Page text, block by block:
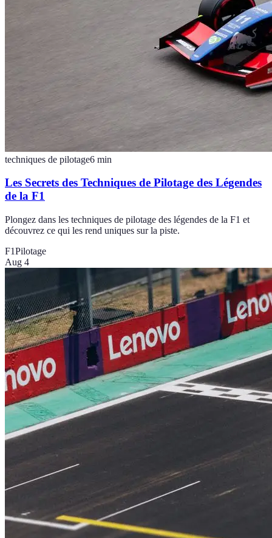
techniques de pilotage6 min
Les Secrets des Techniques de Pilotage des Légendes
de la F1
Plongez dans les techniques de pilotage des légendes de la F1 et
découvrez ce qui les rend uniques sur la piste.
F1Pilotage
Aug 4